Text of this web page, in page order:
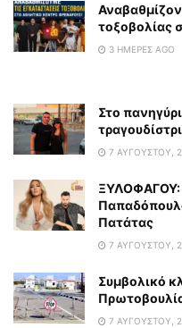
τοξοβολίας
3 ΗΜΈΡΕΣ AGO
Στο
7 ΑΥΓΟΎΣΤΟΥ,
ΞΥΛΟΦΑΓΟΥ:
Πατάτας
7 ΑΥΓΟΎΣΤΟΥ,
Συμβολικό
7 ΑΥΓΟΎΣΤΟΥ,